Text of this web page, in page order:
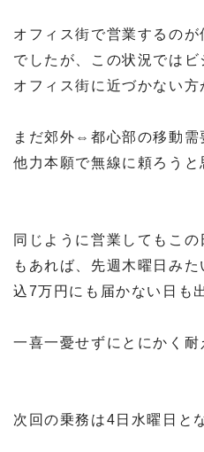
オフィス街で営業するの
でしたが、この状況では
オフィス街に近づかない
まだ郊外⇔都心部の移動需
他力本願で無線に頼ろうと
同じように営業してもこ
もあれば、先週木曜日み
込7万円にも届かない日も
一喜一憂せずにとにかく耐
次回の乗務は4日水曜日と